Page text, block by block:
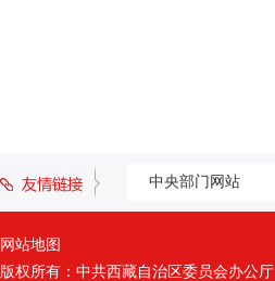
中央部门网站
网站地图
版权所有：中共西藏自治区委员会办公厅